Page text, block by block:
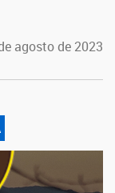
agosto de 2023